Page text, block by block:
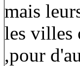
mais
les villes
,pour